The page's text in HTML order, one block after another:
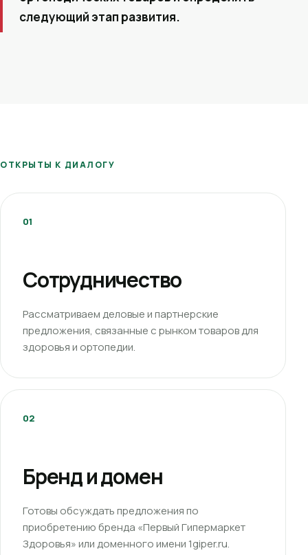
следующий этап развития.
ОТКРЫТЫ К ДИАЛОГУ
01
Сотрудничество
Рассматриваем деловые и партнерские
предложения, связанные с рынком товаров для
здоровья и ортопедии.
02
Бренд и домен
Готовы обсуждать предложения по
приобретению бренда «Первый Гипермаркет
Здоровья» или доменного имени 1giper.ru.